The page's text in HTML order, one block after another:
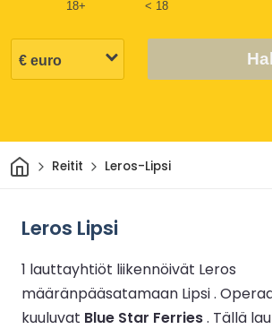
18+ < 18
KotiinReitit Leros-Lipsi
Leros Lipsi
1 lauttayhtiöt liikennöivät Leros
määränpääsatamaan Lipsi .
kuuluvat Blue Star Ferries. Tällä